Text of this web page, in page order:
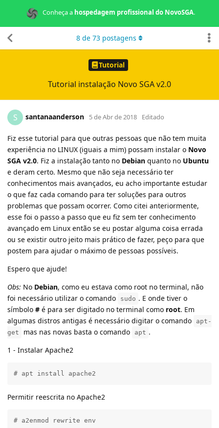
Conheça a hospedagem profissional do NovoSGA.
Tutorial
Tutorial instalação Novo SGA v2.0
8 de 73 postagens
S santanaanderson 5 de Abr de 2018 Editado
Fiz esse tutorial para que outras pessoas que não tem muita
experiência no LINUX (iguais a mim) possam instalar o Novo
SGA v2.0. Fiz a instalação tanto no Debian quanto no Ubuntu
e deram certo. Mesmo que não seja necessário ter
conhecimentos mais avançados, eu acho importante estudar
o que faz cada comando para ter soluções para outros
problemas que possam ocorrer. Como citei anteriormente,
esse foi o passo a passo que eu fiz sem ter conhecimento
avançado em Linux então se eu postar alguma coisa errada
ou se existir outro jeito mais prático de fazer, peço para que
postem para ajudar o máximo de pessoas possíveis.
Espero que ajude!
Obs: No Debian, como eu estava como root no terminal, não
foi necessário utilizar o comando
sudo . E onde tiver o
símbolo # é para ser digitado no terminal como root. Em
algumas distros antigas é necessário digitar o comando
apt-
get
mas nas novas basta o comando apt .
1 - Instalar Apache2
# apt install apache2
Permitir reescrita no Apache2
# a2enmod rewrite env